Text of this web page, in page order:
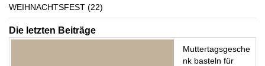
WEIHNACHTSFEST (22)
Die letzten Beiträge
Muttertagsgesche
nk basteln für